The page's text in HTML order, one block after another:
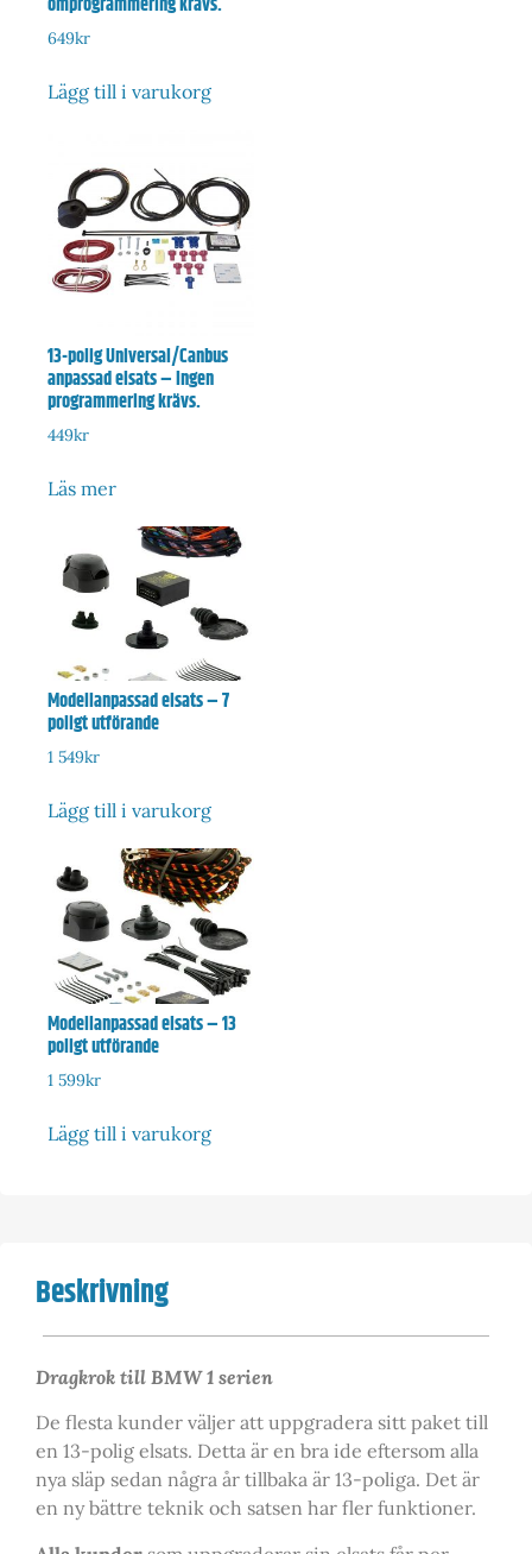
649kr
Lägg till i varukorg
13-polig Universal/Canbus
anpassad elsats – Ingen
programmering krävs.
449kr
Läs mer
Modellanpassad elsats – 7
poligt utförande
1 549kr
Lägg till i varukorg
Modellanpassad elsats – 13
poligt utförande
1 599kr
Lägg till i varukorg
Beskrivning
Dragkrok till BMW 1 serien
De flesta kunder väljer att uppgradera sitt paket till
en 13-polig elsats. Detta är en bra ide eftersom alla
nya släp sedan några år tillbaka är 13-poliga. Det är
en ny bättre teknik och satsen har fler funktioner.